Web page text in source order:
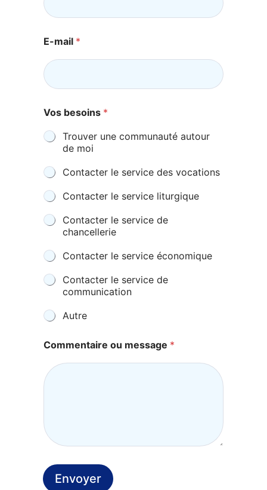
E-mail *
Vos besoins *
Trouver une communauté autour
de moi
Contacter le service des vocations
Contacter le service liturgique
Contacter le service de
chancellerie
Contacter le service économique
Contacter le service de
communication
Autre
Commentaire ou message *
Envoyer